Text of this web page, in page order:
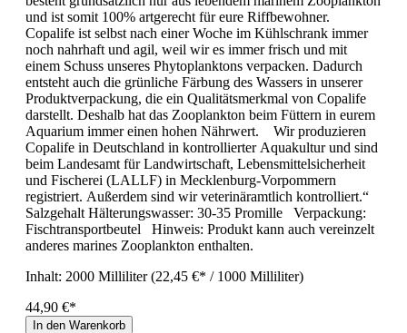
und ist somit 100% artgerecht für eure Riffbewohner.
Copalife ist selbst nach einer Woche im Kühlschrank immer
noch nahrhaft und agil, weil wir es immer frisch und mit
einem Schuss unseres Phytoplanktons verpacken. Dadurch
entsteht auch die grünliche Färbung des Wassers in unserer
Produktverpackung, die ein Qualitätsmerkmal von Copalife
darstellt. Deshalb hat das Zooplankton beim Füttern in eurem
Aquarium immer einen hohen Nährwert. Wir produzieren
Copalife in Deutschland in kontrollierter Aquakultur und sind
beim Landesamt für Landwirtschaft, Lebensmittelsicherheit
und Fischerei (LALLF) in Mecklenburg-Vorpommern
registriert. Außerdem sind wir veterinäramtlich kontrolliert.“
Salzgehalt Hälterungswasser: 30-35 Promille Verpackung:
Fischtransportbeutel Hinweis: Produkt kann auch vereinzelt
anderes marines Zooplankton enthalten.
Inhalt: 2000 Milliliter(22,45 €* / 1000 Milliliter)
44,90 €*
In den Warenkorb